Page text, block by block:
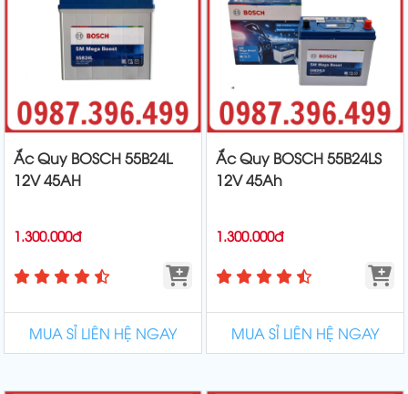
Ắc Quy BOSCH 55B24L
12V 45AH
1.300.000đ
MUA SỈ LIÊN HỆ NGAY
Ắc Quy BOSCH 55B24LS
12V 45Ah
1.300.000đ
MUA SỈ LIÊN HỆ NGAY